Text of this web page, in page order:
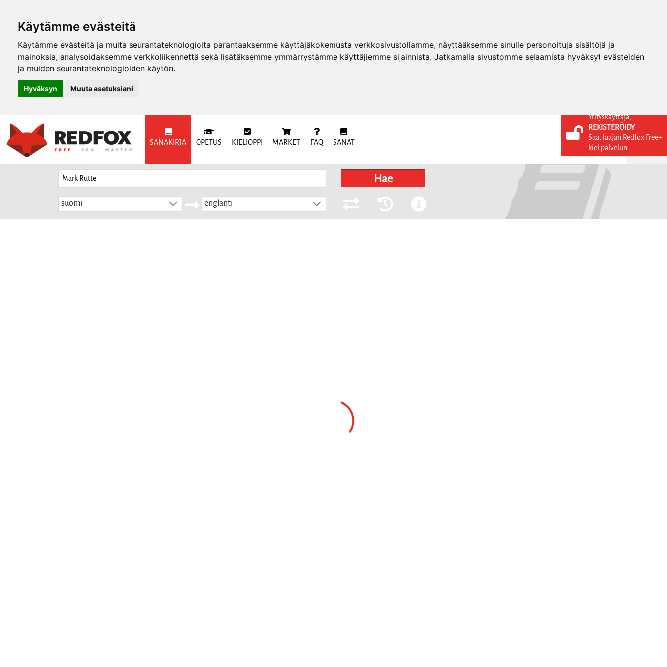
Käytämme evästeitä
Käytämme evästeitä ja muita seurantateknologioita parantaaksemme käyttäjäkokemusta verkkosivustollamme, näyttääksemme sinulle personoituja sisältöjä ja
mainoksia, analysoidaksemme verkkoliikennettä sekä lisätäksemme ymmärrystämme käyttäjiemme sijainnista. Jatkamalla sivustomme selaamista hyväksyt evästeiden
ja muiden seurantateknologioiden käytön.
Hyväksyn Muuta asetuksiani
SANAKIRJA OPETUS KIELIOPPI MARKET FAQ SANAT
KIRJAUDU SISÄÄN
REKISTERÖIDY
Hae
suomi englanti
Yrityskäyttäjä,
REKISTERÖIDY
Saat laajan Redfox Free+
kielipalvelun.